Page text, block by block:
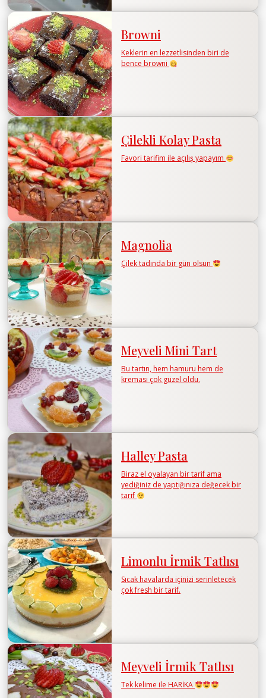
Browni
Keklerin en lezzetlisinden biri de
bence browni
Çilekli Kolay Pasta
Favori tarifim ile açılış yapayım
Magnolia
Çilek tadında bir gün olsun
Meyveli Mini Tart
Bu tartın, hem hamuru hem de
kreması çok güzel oldu.
Halley Pasta
Biraz el oyalayan bir tarif ama
yediğiniz de yaptığınıza değecek bir
tarif
Limonlu İrmik Tatlısı
Sıcak havalarda içinizi serinletecek
çok fresh bir tarif.
Meyveli İrmik Tatlısı
Tek kelime ile HARİKA